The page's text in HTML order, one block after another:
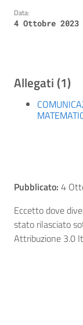
Data:
4 Ottobre 2023
Allegati (1)
Pubblicato: 4
Eccetto dove
stato rilasciato
Attribuzione 3.0